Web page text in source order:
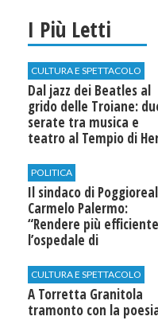
I Più Letti
CULTURA E SPETTACOLO
Dal jazz dei Beatles al
grido delle Troiane:
serate tra musica e
teatro al Tempio di
POLITICA
Il sindaco di
Carmelo Palermo:
“Rendere più efficiente
l’ospedale di
CULTURA E SPETTACOLO
​A Torretta Granitola
tramonto con la